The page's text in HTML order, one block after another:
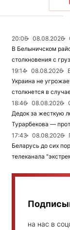
20:06 08.08.2026
В Белыничском
столкновения с
19:14
08.08.2026
Украина не
столкнется в
18:46
08.08.2026
Дедок за жесткую
Турарбекова —
17:43
08.08.2026
Беларусь до сих
телеканала
на нас в